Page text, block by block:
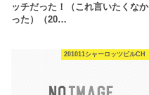
ッチだった！（これ言いたくなか
った）（20…
201011シャーロッツビルCH